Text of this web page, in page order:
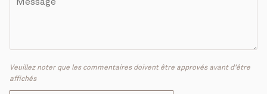
Veuillez noter que les commentaires doivent être approvés avant d'être
affichés